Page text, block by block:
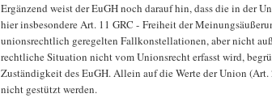
Ergänzend weist der EuGH noch darauf hin, dass die in der
hier insbesondere Art. 11 GRC - Freiheit der
unionsrechtlich geregelten Fallkonstellationen, aber nicht
rechtliche Situation nicht vom Unionsrecht erfasst wird,
Zuständigkeit des EuGH. Allein auf die Werte der Union
nicht gestützt werden.